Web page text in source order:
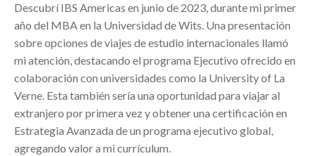
Descubrí IBS Americas en junio de 2023, durante mi primer
año del MBA en la Universidad de Wits. Una presentación
sobre opciones de viajes de estudio internacionales llamó
mi atención, destacando el programa Ejecutivo ofrecido en
colaboración con universidades como la University of La
Verne. Esta también sería una oportunidad para viajar al
extranjero por primera vez y obtener una certificación en
Estrategia Avanzada de un programa ejecutivo global,
agregando valor a mi currículum.